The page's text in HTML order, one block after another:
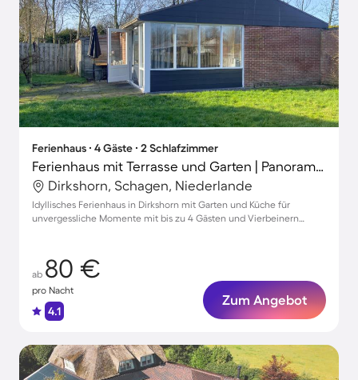
Ferienhaus ∙ 4 Gäste ∙ 2 Schlafzimmer
Ferienhaus mit Terrasse und Garten | Panoramablick
Dirkshorn, Schagen, Niederlande
Idyllisches Ferienhaus in Dirkshorn mit Garten und Küche für
unvergessliche Momente mit bis zu 4 Gästen und Vierbeinern
ab 80 €
pro Nacht
4.1
Zum Angebot